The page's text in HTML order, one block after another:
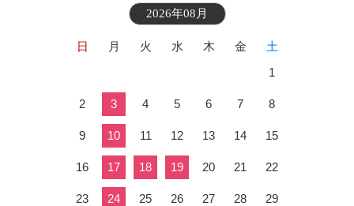
2026年08月
日 月 火 水 木 金
土
1
2 3 4 5 6 7 8
9 10 11 12 13 14 15
16 17 18 19 20 21 22
23 24 25 26 27 28 29